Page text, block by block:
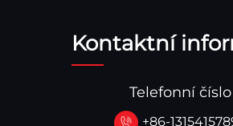
Kontaktní
Telefonní číslo
+86-